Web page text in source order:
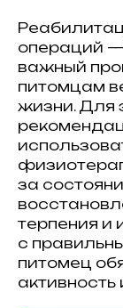
операций —
важный
питомцам
жизни. Для
за
терпения и
с
питомец
активность
ИНФОРМАЦИЯ О
Кошки
Топ пород